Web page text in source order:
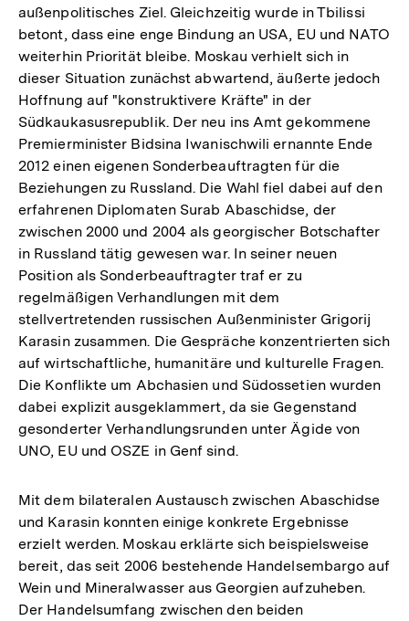
außenpolitisches Ziel. Gleichzeitig wurde in Tbilissi
betont, dass eine enge Bindung an USA, EU und NATO
weiterhin Priorität bleibe. Moskau verhielt sich in
dieser Situation zunächst abwartend, äußerte jedoch
Hoffnung auf "konstruktivere Kräfte" in der
Südkaukasusrepublik. Der neu ins Amt gekommene
Premierminister Bidsina Iwanischwili ernannte Ende
2012 einen eigenen Sonderbeauftragten für die
Beziehungen zu Russland. Die Wahl fiel dabei auf den
erfahrenen Diplomaten Surab Abaschidse, der
zwischen 2000 und 2004 als georgischer Botschafter
in Russland tätig gewesen war. In seiner neuen
Position als Sonderbeauftragter traf er zu
regelmäßigen Verhandlungen mit dem
stellvertretenden russischen Außenminister Grigorij
Karasin zusammen. Die Gespräche konzentrierten sich
auf wirtschaftliche, humanitäre und kulturelle Fragen.
Die Konflikte um Abchasien und Südossetien wurden
dabei explizit ausgeklammert, da sie Gegenstand
gesonderter Verhandlungsrunden unter Ägide von
UNO, EU und OSZE in Genf sind.
Mit dem bilateralen Austausch zwischen Abaschidse
und Karasin konnten einige konkrete Ergebnisse
erzielt werden. Moskau erklärte sich beispielsweise
bereit, das seit 2006 bestehende Handelsembargo auf
Wein und Mineralwasser aus Georgien aufzuheben.
Der Handelsumfang zwischen den beiden